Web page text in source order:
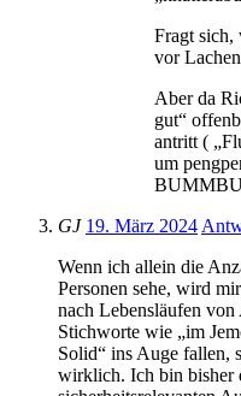
Fragt sich,
vor
Aber da
gut“
antritt (
um
GJ 19. März 2024
Wenn ich allein die
Personen sehe, wird
nach Lebensläufen
Stichworte wie „im
Solid“ ins Auge fallen,
wirklich. Ich bin bisher